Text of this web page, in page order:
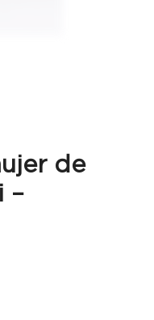
de
–